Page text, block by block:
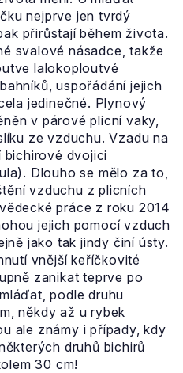
nejprve jen tvrdý
přirůstají během života.
svalové násadce, takže
lalokoploutvé
uspořádání jejich
jedinečné. Plynový
v párové plicní vaky,
ze vzduchu. Vzadu na
bichirové dvojici
Dlouho se mělo za to,
vzduchu z plicních
práce z roku 2014
jejich pomocí vzduch
jako tak jindy činí ústy.
vnější keříčkovité
zanikat teprve po
podle druhu
někdy až u rybek
ale známy i případy, kdy
druhů bichirů
30 cm!